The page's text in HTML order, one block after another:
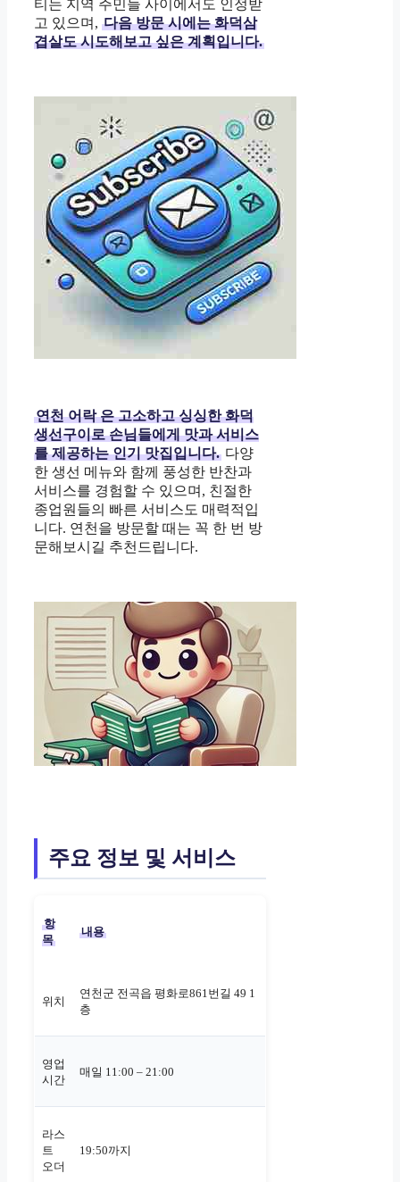
티는 지역 주민들 사이에서도 인정받
고 있으며, 다음 방문 시에는 화덕삼
겹살도 시도해보고 싶은 계획입니다.
연천 어락 은 고소하고 싱싱한 화덕
생선구이로 손님들에게 맛과 서비스
를 제공하는 인기 맛집입니다. 다양
한 생선 메뉴와 함께 풍성한 반찬과
서비스를 경험할 수 있으며, 친절한
종업원들의 빠른 서비스도 매력적입
니다. 연천을 방문할 때는 꼭 한 번 방
문해보시길 추천드립니다.
주요 정보 및 서비스
항
목
내용
위치
연천군 전곡읍 평화로861번길 49 1
층
영업
시간
매일 11:00 – 21:00
라스
트
오더
19:50까지